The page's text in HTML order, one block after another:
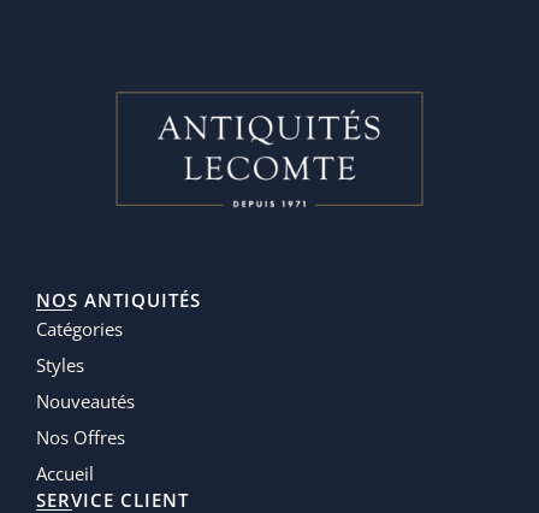
NOS ANTIQUITÉS
Catégories
Styles
Nouveautés
Nos Offres
Accueil
SERVICE CLIENT